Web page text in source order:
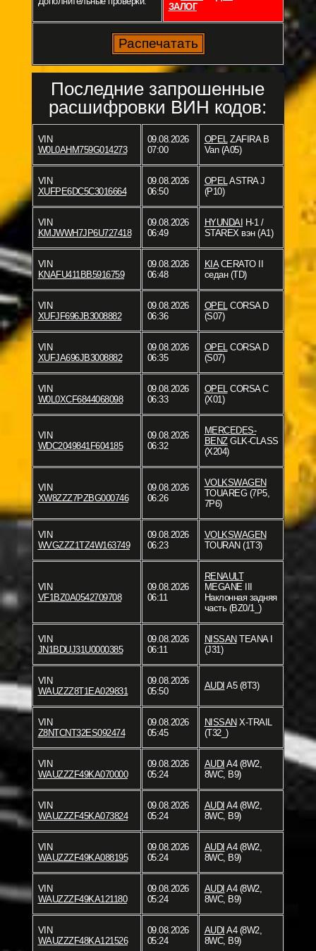
ЗАЛОГ
Последние запрошенные
расшифровки ВИН кодов:
VIN
W0L0AHM759G014273
09.08.2026
07:00
OPELZAFIRA B
Van (A05)
VIN
XUFPE6DC5C3016664
09.08.2026
06:50
OPELASTRA J
(P10)
VIN
KMJWWH7JP6U727418
09.08.2026
06:49
HYUNDAI H-1 /
STAREX вэн (A1)
VIN
KNAFU411BB5916759
09.08.2026
06:48
KIACERATO II
седан (TD)
VIN
XUFJF696JB3008882
09.08.2026
06:36
OPELCORSA D
(S07)
VIN
XUFJA696JB3008882
09.08.2026
06:35
OPELCORSA D
(S07)
VIN
W0L0XCF6844068098
09.08.2026
06:33
OPELCORSA C
(X01)
VIN
WDC2049841F604185
09.08.2026
06:32
MERCEDES-
BENZGLK-CLASS
(X204)
VIN
XW8ZZZ7PZBG000746
09.08.2026
06:26
VOLKSWAGEN
TOUAREG (7P5,
7P6)
VIN
WVGZZZ1TZ4W163749
09.08.2026
06:23
VOLKSWAGEN
TOURAN (1T3)
VIN
VF1BZ0A0542709708
09.08.2026
06:11
RENAULT
MEGANE III
Наклонная задняя
часть (BZ0/1_)
VIN
JN1BDUJ31U0000385
09.08.2026
06:11
NISSAN TEANA I
(J31)
VIN
WAUZZZ8T1EA029831
09.08.2026
05:50
AUDI A5 (8T3)
VIN
Z8NTCNT32ES092474
09.08.2026
05:45
NISSAN X-TRAIL
(T32_)
VIN
WAUZZZF49KA070000
09.08.2026
05:24
AUDI A4 (8W2,
8WC, B9)
VIN
WAUZZZF45KA073824
09.08.2026
05:24
AUDI A4 (8W2,
8WC, B9)
VIN
WAUZZZF49KA088195
09.08.2026
05:24
AUDI A4 (8W2,
8WC, B9)
VIN
WAUZZZF49KA121180
09.08.2026
05:24
AUDI A4 (8W2,
8WC, B9)
VIN
WAUZZZF48KA121526
09.08.2026
05:24
AUDI A4 (8W2,
8WC, B9)